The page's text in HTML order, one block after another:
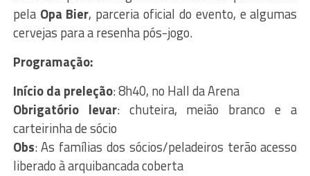
pela Opa Bier, parceria oficial do evento, e algumas
cervejas para a resenha pós-jogo.
Programação:
Início da preleção: 8h40, no Hall da Arena
Obrigatório levar: chuteira, meião branco e a
carteirinha de sócio
Obs: As famílias dos sócios/peladeiros terão acesso
liberado à arquibancada coberta